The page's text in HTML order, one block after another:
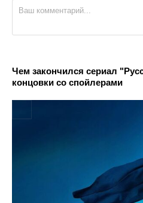
Чем закончился сериал
концовки со спойлерами